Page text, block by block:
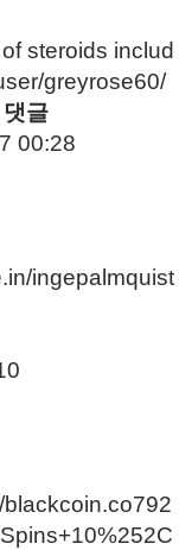
steroids includ
greyrose60/
글
00:28
ingepalmquist